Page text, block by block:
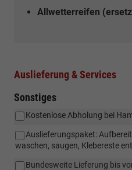
Allwetterreifen
Auslieferung & Services
Sonstiges
Kostenlose Abholung bei
Auslieferungspaket:
waschen, saugen, Klebereste
Bundesweite Lieferung bis